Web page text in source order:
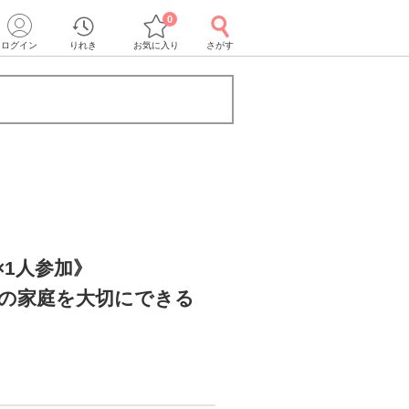
ログイン りれき お気に入り
0
さがす
人参加》
家庭を大切にできる